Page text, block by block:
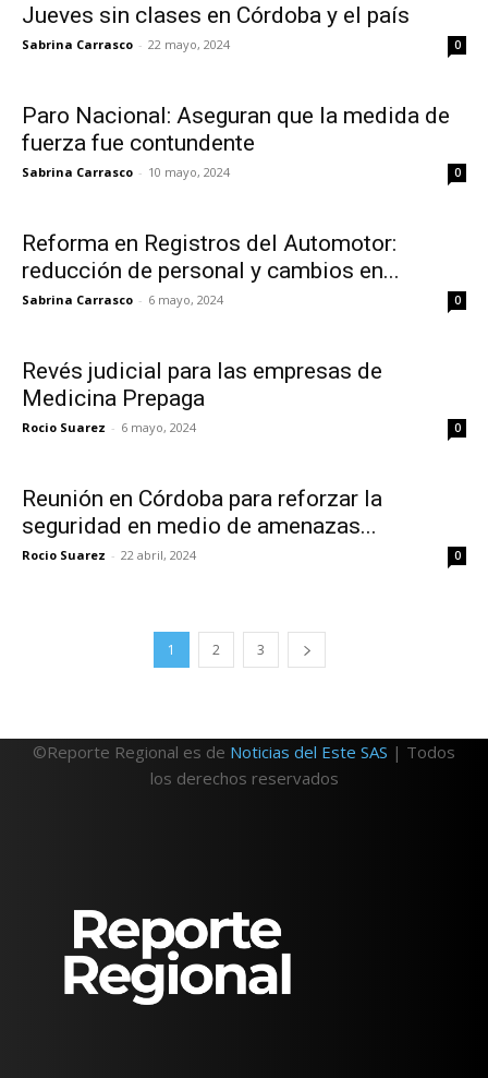
Jueves sin clases en Córdoba y el país
Sabrina Carrasco - 22 mayo, 2024 0
Paro Nacional: Aseguran que la medida de
fuerza fue contundente
Sabrina Carrasco - 10 mayo, 2024 0
Reforma en Registros del Automotor:
reducción de personal y cambios en...
Sabrina Carrasco - 6 mayo, 2024 0
Revés judicial para las empresas de
Medicina Prepaga
Rocio Suarez - 6 mayo, 2024 0
Reunión en Córdoba para reforzar la
seguridad en medio de amenazas...
Rocio Suarez - 22 abril, 2024 0
1 2 3
©Reporte Regional es de Noticias del Este SAS | Todos
los derechos reservados